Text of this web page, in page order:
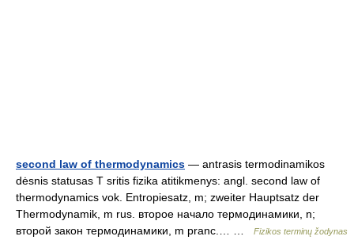
second law of thermodynamics — antrasis termodinamikos
dėsnis statusas T sritis fizika atitikmenys: angl. second law of
thermodynamics vok. Entropiesatz, m; zweiter Hauptsatz der
Thermodynamik, m rus. второе начало термодинамики, n;
второй закон термодинамики, m pranc.… …
Fizikos terminų žodynas